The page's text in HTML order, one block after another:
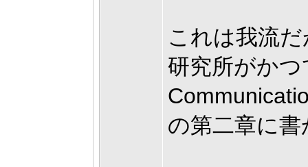
これは我流
研究所がか
の第二章に